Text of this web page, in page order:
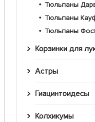
Тюльпаны
Тюльпаны
Тюльпаны
Корзинки для
Астры
Гиацинтоидесы
Колхикумы